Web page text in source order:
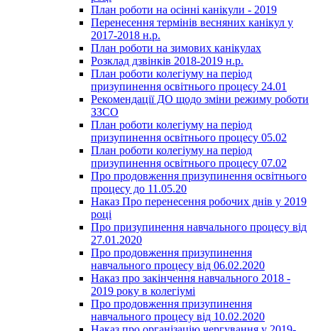
План роботи на осінні канікули - 2019
Перенесення термінів весняних канікул у
2017-2018 н.р.
План роботи на зимових канікулах
Розклад дзвінків 2018-2019 н.р.
План роботи колегіуму на період
призупинення освітнього процесу 24.01
Рекомендації ДО щодо зміни режиму роботи
ЗЗСО
План роботи колегіуму на період
призупинення освітнього процесу 05.02
План роботи колегіуму на період
призупинення освітнього процесу 07.02
Про продовження призупинення освітнього
процесу до 11.05.20
Наказ Про перенесення робочих днів у 2019
році
Про призупинення навчального процесу від
27.01.2020
Про продовження призупинення
навчального процесу від 06.02.2020
Наказ про закінчення навчального 2018 -
2019 року в колегіумі
Про продовження призупинення
навчального процесу від 10.02.2020